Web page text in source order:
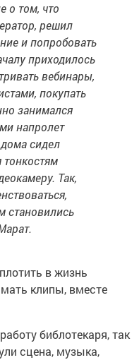
о том, что
решил
и попробовать
приходилось
вебинары,
покупать
занимался
напролет
сидел
Так,
становились
в жизнь
клипы, вместе
библотекаря, так
сцена, музыка,